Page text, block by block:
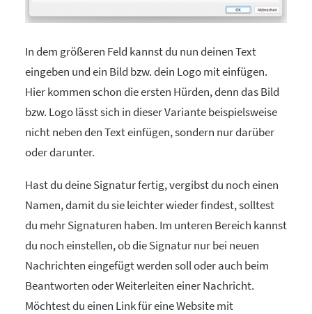
In dem größeren Feld kannst du nun deinen Text
eingeben und ein Bild bzw. dein Logo mit einfügen.
Hier kommen schon die ersten Hürden, denn das Bild
bzw. Logo lässt sich in dieser Variante beispielsweise
nicht neben den Text einfügen, sondern nur darüber
oder darunter.
Hast du deine Signatur fertig, vergibst du noch einen
Namen, damit du sie leichter wieder findest, solltest
du mehr Signaturen haben. Im unteren Bereich kannst
du noch einstellen, ob die Signatur nur bei neuen
Nachrichten eingefügt werden soll oder auch beim
Beantworten oder Weiterleiten einer Nachricht.
Möchtest du einen Link für eine Website mit